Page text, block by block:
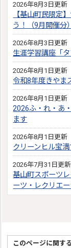
2026年8月3日更新
【基山町民限定
う！（9月開催分）
2026年8月3日更新
生涯学習講座「タ
2026年8月1日更新
令和8年度きやま
2026年8月1日更新
2026ふ・れ・あ
ます
2026年8月1日更新
クリーンヒル宝
2026年7月31日更新
基山町スポーツ
ーツ・レクリエ
このページに関する